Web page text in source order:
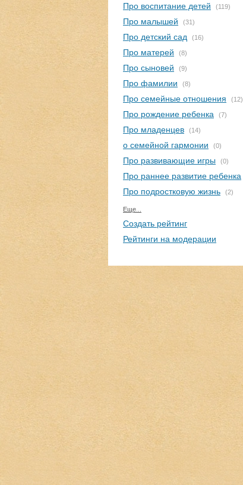
Про воспитание детей (119)
Про малышей (31)
Про детский сад (16)
Про матерей (8)
Про сыновей (9)
Про фамилии (8)
Про семейные отношения (12)
Про рождение ребенка (7)
Про младенцев (14)
о семейной гармонии (0)
Про развивающие игры (0)
Про раннее развитие ребенка
Про подростковую жизнь (2)
Еще...
Создать рейтинг
Рейтинги на модерации